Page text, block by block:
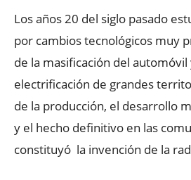
Los años 20 del siglo pasado
por cambios tecnológicos muy
de la masificación del automóvil
electrificación de grandes
de la producción, el desarrollo
y el hecho definitivo en las
constituyó la invención de la